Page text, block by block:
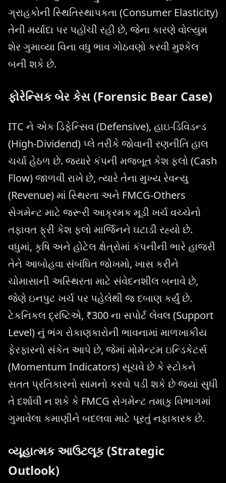
ગ્રાહકોની સ્થિતિસ્થાપકતા (Consumer Elasticity)
તેની મર્યાદા પર પહોંચી રહી છે, જેના કારણે વોલ્યુમ
શેર ગુમાવ્યા વિના વધુ ભાવ ગોઠવણો કરવી મુશ્કેલ
બની શકે છે.
ફોરેન્સિક બેર કેસ (Forensic Bear Case)
ITC ને એક ડિફેન્સિવ (Defensive), હાઇ-ડિવિડન્ડ
(High-Dividend) પ્લે તરીકે જોવાની રણનીતિ હાલ
ચર્ચા હેઠળ છે. જ્યારે કંપની મજબૂત કેશ ફ્લો (Cash
Flow) જાળવી રાખે છે, ત્યારે તેના મુખ્ય રેવન્યુ
(Revenue) માં સ્થિરતા અને FMCG-Others
સેગમેન્ટ માટે જરૂરી આક્રમક મૂડી ખર્ચ વચ્ચેનો
તફાવત ફ્રી કેશ ફ્લો માર્જિનને ઘટાડી રહ્યો છે.
વધુમાં, કૃષિ અને હોટેલ ક્ષેત્રોમાં કંપનીની ભારે હાજરી
તેને આબોહવા સંબંધિત જોખમો, ખાસ કરીને
ચોમાસાની અસ્થિરતા માટે સંવેદનશીલ બનાવે છે,
જેણે ઇનપુટ ખર્ચ પર પહેલેથી જ દબાણ કર્યું છે.
ટેકનિકલ દ્રષ્ટિએ, ₹300 ના સપોર્ટ લેવલ (Support
Level) નું ભંગ રોકાણકારોની ભાવનામાં માળખાકીય
ફેરફારનો સંકેત આપે છે, જેમાં મોમેન્ટમ ઇન્ડિકેટર્સ
(Momentum Indicators) સૂચવે છે કે સ્ટોકને
સતત પ્રતિકારનો સામનો કરવો પડી શકે છે જ્યાં સુધી
તે દર્શાવી ન શકે કે FMCG સેગમેન્ટ તમાકુ વિભાગમાં
ગુમાવેલા કમાણીને બદલવા માટે પૂરતું નફાકારક છે.
વ્યૂહાત્મક આઉટલૂક (Strategic
Outlook)